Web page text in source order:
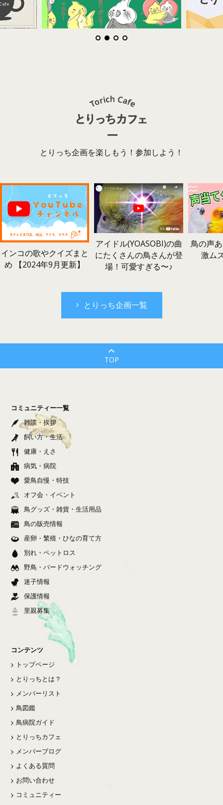
とりっち企画を楽しもう！参加しよう！
インコの歌やクイズまと
め 【2024年9月更新】
アイドル(YOASOBI)の曲
にたくさんの鳥さんが登
場！可愛すぎる〜♪
鳥の声
激ム
とりっち企画一覧
TOP
コミュニティー一覧
雑談・挨拶
飼い方・生活
健康・えさ
病気・病院
愛鳥自慢・特技
オフ会・イベント
鳥グッズ・雑貨・生活用品
鳥の販売情報
産卵・繁殖・ひなの育て方
別れ・ペットロス
野鳥・バードウォッチング
迷子情報
保護情報
里親募集
コンテンツ
トップページ
とりっちとは？
メンバーリスト
鳥図鑑
鳥病院ガイド
とりっちカフェ
メンバーブログ
よくある質問
お問い合わせ
コミュニティー